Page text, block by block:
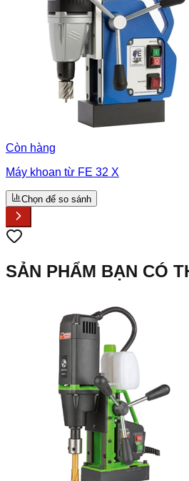
Còn hàng
Máy khoan từ FE 32 X
Chọn để so sánh
SẢN PHẨM BẠN CÓ